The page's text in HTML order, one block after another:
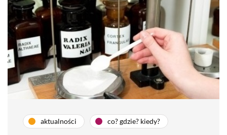
aktualności co? gdzie? kiedy?